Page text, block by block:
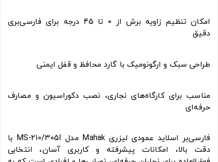
امکان تنظیم زاویه برش از 0 تا 45 درجه برای فارسی‌بری
دقیق
طراحی سبک و ارگونومیک با گارد محافظ و قفل ایمنی
مناسب برای کارگاه‌های نجاری، نصب دکوراسیون و مصارف
حرفه‌ای
فارسی‌بر اسلاید عمودی لیزری Mahak مدل MS-210/305I با
دقت بالا، امکانات پیشرفته و کاربری آسان، انتخابی